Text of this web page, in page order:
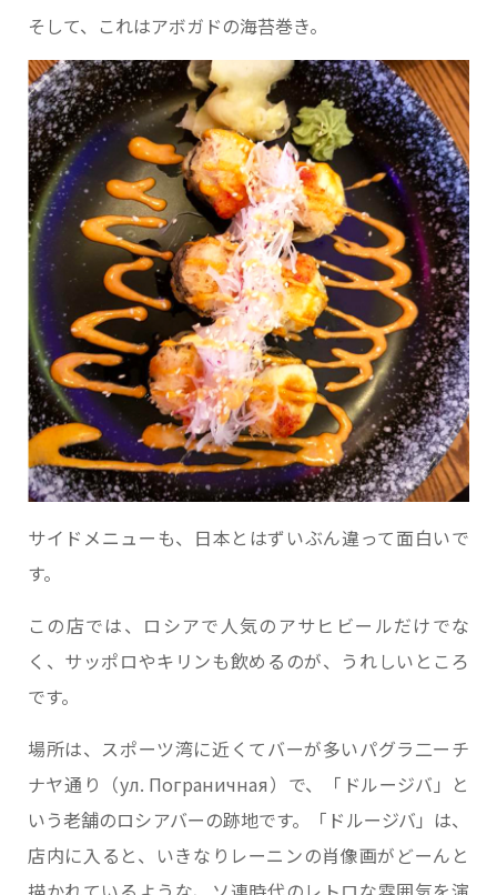
そして、これはアボガドの海苔巻き。
サイドメニューも、日本とはずいぶん違って面白いで
す。
この店では、ロシアで人気のアサヒビールだけでな
く、サッポロやキリンも飲めるのが、うれしいところ
です。
場所は、スポーツ湾に近くてバーが多いパグラ二ーチ
ナヤ通り（ул. Пограничная）で、「ドルージバ」と
いう老舗のロシアバーの跡地です。「ドルージバ」は、
店内に入ると、いきなりレーニンの肖像画がどーんと